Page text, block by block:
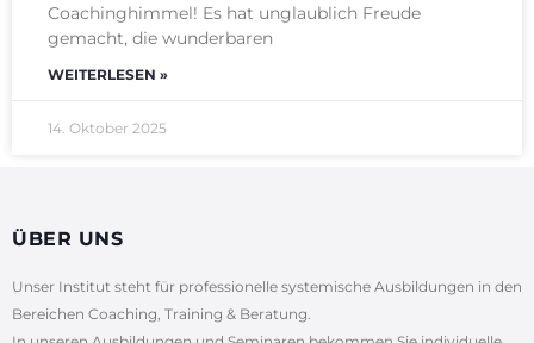
Coachinghimmel! Es hat unglaublich Freude
gemacht, die wunderbaren
WEITERLESEN »
14. Oktober 2025
ÜBER UNS
Unser Institut steht für professionelle systemische Ausbildungen in den
Bereichen Coaching, Training & Beratung.